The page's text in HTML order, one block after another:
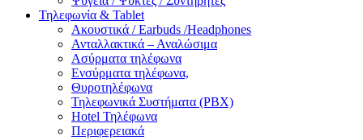
Τηλεφωνία & Tablet
Ακουστικά / Earbuds /Headphones
Ανταλλακτικά – Αναλώσιμα
Ασύρματα τηλέφωνα
Ενσύρματα τηλέφωνα,
Θυροτηλέφωνα
Τηλεφωνικά Συστήματα (PBX)
Hotel Τηλέφωνα
Περιφερειακά